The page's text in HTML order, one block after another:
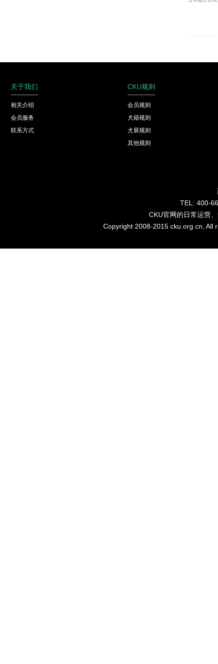
关于我们
相关介绍
会员服务
联系方式
CKU规则
会员规则
犬籍规则
犬展规则
其他规则
TEL: 400-
CKU官网的日常运营
Copyright 2008-2015 cku.org.cn,